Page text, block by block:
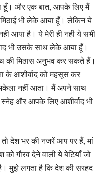
हूँ। और एक बात, आपके लिए मैं
मिठाई भी लेके आया हूँ। लेकिन ये
आया है। ये मेरी ही नही ये सभी
भी उसके साथ लेके आया हूँ।
की मिठास अनुभव कर सकते हैं।
के आशीर्वाद को महसूस कर
नहीं आता। मैं अपने साथ
और आपके लिए आशीर्वाद भी
देश भर की नजरें आप पर हैं, मां
को गौरव देने वाली ये बेटियाँ जो
मुझे लगता है कि देश की सरहद